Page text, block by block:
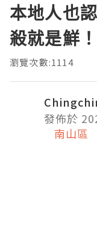
本地人也
殺就是鮮！
瀏覽次數:1114
發佈於
南山區